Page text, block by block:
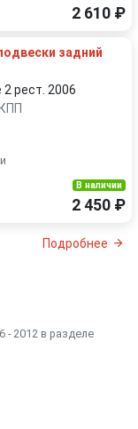
2 610 ₽
задний
2 рест. 2006
В наличии
2 450 ₽
Подробнее
- 2012 в разделе